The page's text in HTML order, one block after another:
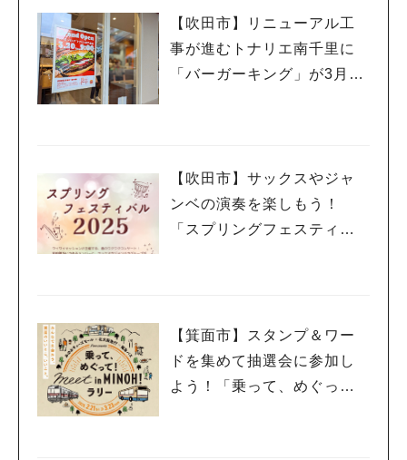
【吹田市】リニューアル工
事が進むトナリエ南千里に
「バーガーキング」が3月20
【吹田市】サックスやジャ
ンベの演奏を楽しもう！
「スプリングフェスティバ
【箕面市】スタンプ＆ワー
ドを集めて抽選会に参加し
よう！「乗って、めぐっ